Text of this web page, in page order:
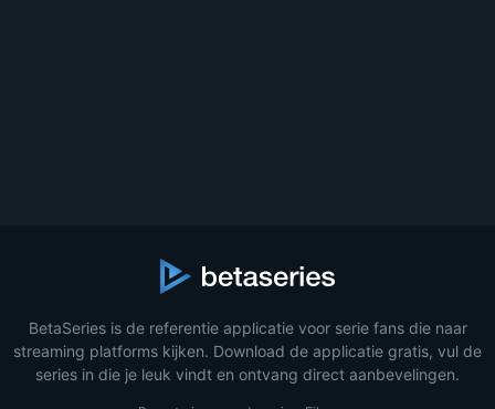
BetaSeries is de referentie applicatie voor serie fans die naar
streaming platforms kijken. Download de applicatie gratis, vul de
series in die je leuk vindt en ontvang direct aanbevelingen.